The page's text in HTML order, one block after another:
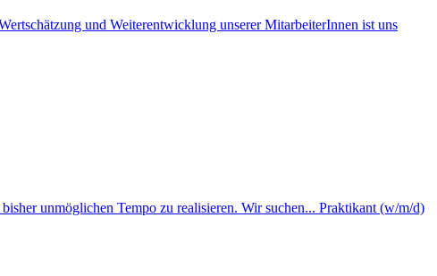
und Weiter­ent­wicklung unserer Mitar­beiterInnen ist uns
unmöglichen Tempo zu realisieren. Wir suchen... Praktikant (w/m/d)